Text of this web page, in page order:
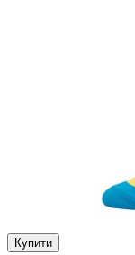
Купити